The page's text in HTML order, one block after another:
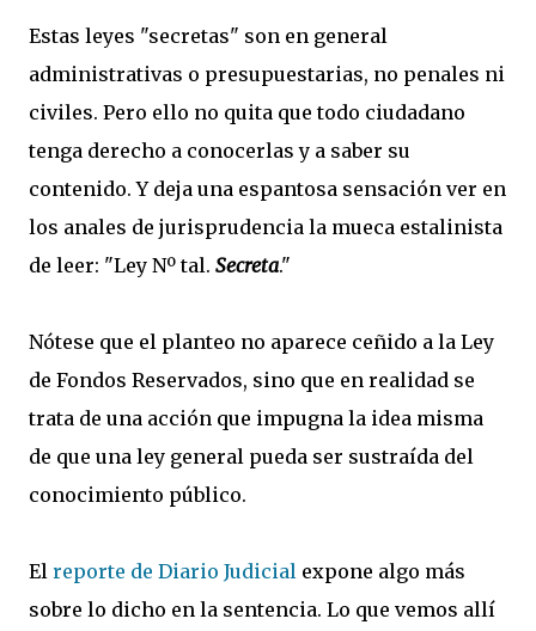
Estas leyes "secretas" son en general
administrativas o presupuestarias, no penales ni
civiles. Pero ello no quita que todo ciudadano
tenga derecho a conocerlas y a saber su
contenido. Y deja una espantosa sensación ver en
los anales de jurisprudencia la mueca estalinista
de leer: "Ley Nº tal. Secreta."
Nótese que el planteo no aparece ceñido a la Ley
de Fondos Reservados, sino que en realidad se
trata de una acción que impugna la idea misma
de que una ley general pueda ser sustraída del
conocimiento público.
El reporte de Diario Judicial expone algo más
sobre lo dicho en la sentencia. Lo que vemos allí